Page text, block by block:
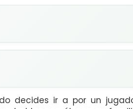
decides ir a por un